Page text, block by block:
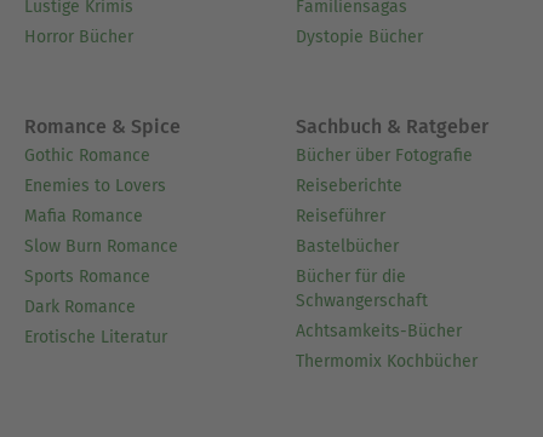
Lustige Krimis
Horror Bücher
Familiensagas
Dystopie Bücher
Romance & Spice
Gothic Romance
Enemies to Lovers
Mafia Romance
Slow Burn Romance
Sports Romance
Dark Romance
Erotische Literatur
Sachbuch & Ratgeber
Bücher über Fotografie
Reiseberichte
Reiseführer
Bastelbücher
Bücher für die
Schwangerschaft
Achtsamkeits-Bücher
Thermomix Kochbücher